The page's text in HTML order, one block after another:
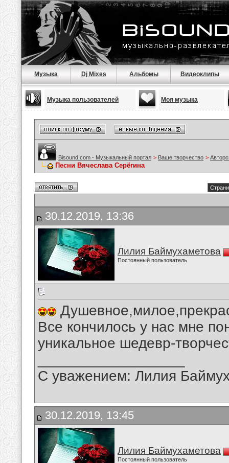
Музыка Dj Mixes Альбомы Видеоклипы
Музыка пользователей Моя музыка
Bisound.com - Музыкальный портал > Ваше творчество >
Песни Вячеслава Серёгина
30.12.2019, 13:36
Лилия Баймухаметова
Постоянный пользователь
Все кончилось у нас мне
уникальное шедевр-
С уважением: Лилия
30.12.2019, 13:45
Лилия Баймухаметова
Постоянный пользователь